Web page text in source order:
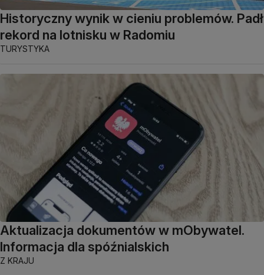
Historyczny wynik w cieniu problemów. Padł
rekord na lotnisku w Radomiu
TURYSTYKA
Aktualizacja dokumentów w mObywatel.
Informacja dla spóźnialskich
Z KRAJU